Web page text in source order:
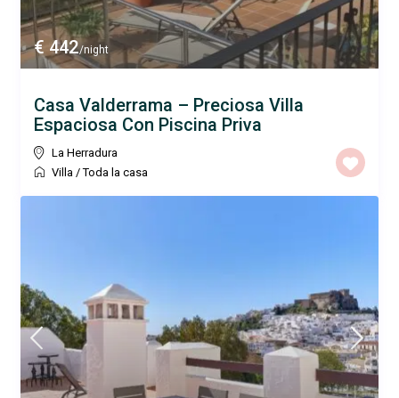
€ 442/night
Casa Valderrama – Preciosa Villa
Espaciosa Con Piscina Priva
La Herradura
Villa /Toda la casa